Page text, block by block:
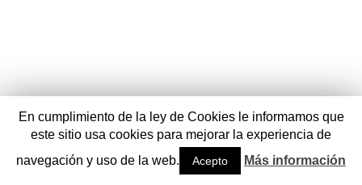
En cumplimiento de la ley de Cookies le informamos que
este sitio usa cookies para mejorar la experiencia de
navegación y uso de la web.
Acepto Más información